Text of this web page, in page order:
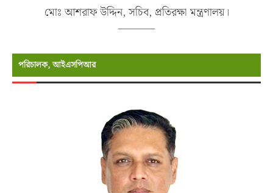
মোঃ আশরাফ উদ্দিন, সচিব, প্রতিরক্ষা মন্ত্রণালয়।
পরিচালক, আইএসপিআর